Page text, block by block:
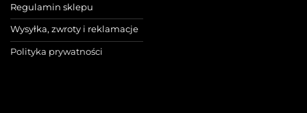
Regulamin sklepu
Wysyłka, zwroty i reklamacje
Polityka prywatności